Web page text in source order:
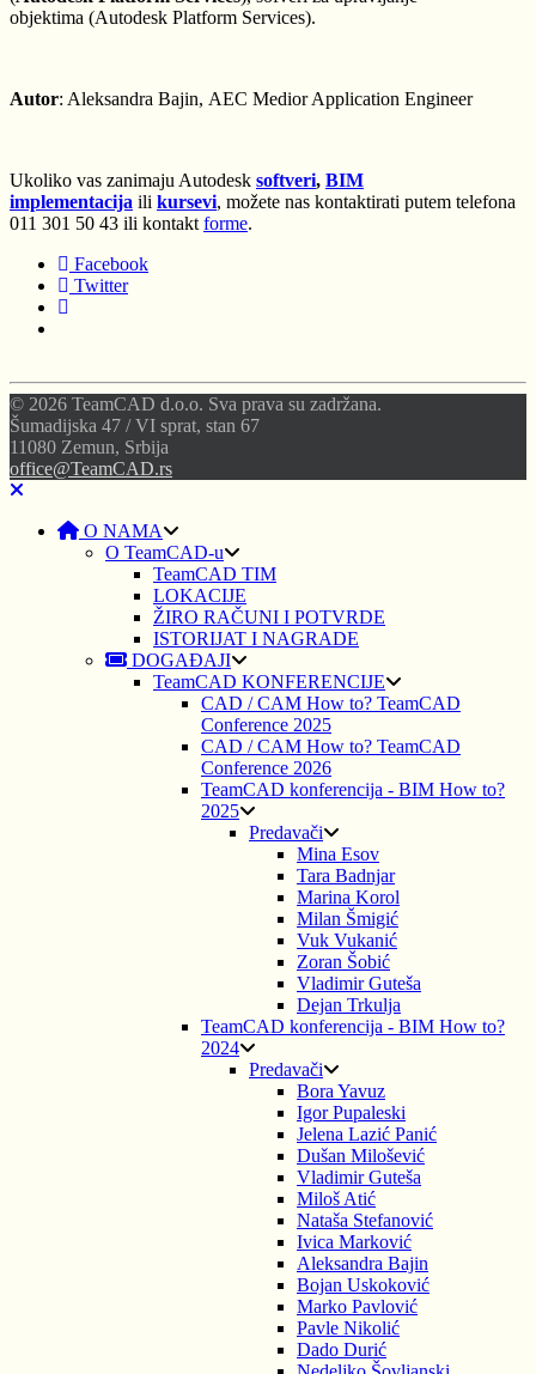
objektima (Autodesk Platform Services).
Autor: Aleksandra Bajin, AEC Medior Application Engineer
Ukoliko vas zanimaju Autodesk softveri, BIM
implementacija ili kursevi, možete nas kontaktirati putem telefona
011 301 50 43 ili kontakt forme.
Facebook
Twitter
© 2026 TeamCAD d.o.o. Sva prava su zadržana.
Šumadijska 47 / VI sprat, stan 67
11080 Zemun, Srbija
office@TeamCAD.rs
O NAMA
O TeamCAD-u
TeamCAD TIM
LOKACIJE
ŽIRO RAČUNI I POTVRDE
ISTORIJAT I NAGRADE
DOGAĐAJI
TeamCAD KONFERENCIJE
CAD / CAM How to? TeamCAD
Conference 2025
CAD / CAM How to? TeamCAD
Conference 2026
TeamCAD konferencija - BIM How to?
2025
Predavači
Mina Esov
Tara Badnjar
Marina Korol
Milan Šmigić
Vuk Vukanić
Zoran Šobić
Vladimir Guteša
Dejan Trkulja
TeamCAD konferencija - BIM How to?
2024
Predavači
Bora Yavuz
Igor Pupaleski
Jelena Lazić Panić
Dušan Milošević
Vladimir Guteša
Miloš Atić
Nataša Stefanović
Ivica Marković
Aleksandra Bajin
Bojan Uskoković
Marko Pavlović
Pavle Nikolić
Dado Durić